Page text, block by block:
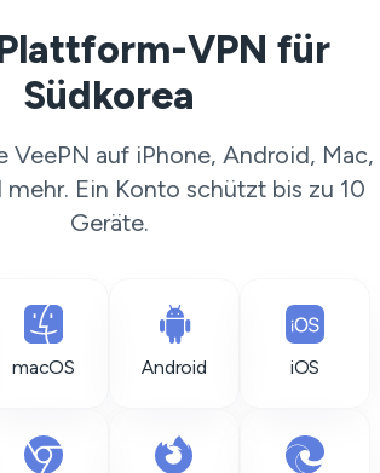
VPN für
Südkorea
VeePN auf iPhone, Android, Mac,
Ein Konto schützt bis zu 10
Geräte.
macOS Android iOS